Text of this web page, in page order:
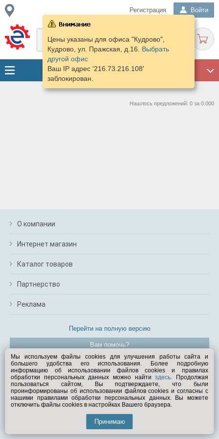
Регистрация Войти
Цены указаны для офиса "Кудрово",
Кудрово, ул. Пражская, д.16. Выбрать
другой офис
Ваш IP адрес '216.73.216.108'
заблокирован.
Нашлось предложений: 0 за 0.000
О компании
Интернет магазин
Каталог товаров
Партнерство
Реклама
Перейти на полную версию
Вам помочь?
© Exist.ru 1998—2026
Мы используем файлы cookies для улучшения работы сайта и
большего удобства его использования. Более подробную
информацию об использовании файлов cookies и правилах
обработки персональных данных можно найтиздесь. Продолжая
пользоваться сайтом, Вы подтверждаете, что были
проинформированы об использовании файлов cookies и согласны с
нашими правилами обработки персональных данных. Вы можете
отключить файлы cookies в настройках Вашего браузера.
Принимаю